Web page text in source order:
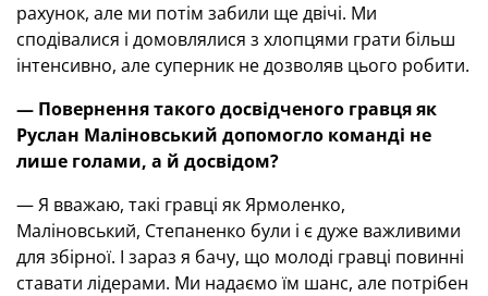
рахунок, але ми потім забили ще двічі. Ми
сподівалися і домовлялися з хлопцями грати більш
інтенсивно, але суперник не дозволяв цього робити.
— Повернення такого досвідченого гравця як
Руслан Маліновський допомогло команді не
лише голами, а й досвідом?
— Я вважаю, такі гравці як Ярмоленко,
Маліновський, Степаненко були і є дуже важливими
для збірної. І зараз я бачу, що молоді гравці повинні
ставати лідерами. Ми надаємо їм шанс, але потрібен